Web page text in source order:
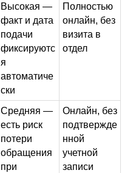
Высокая —
факт и дата
подачи
фиксируютс
я
автоматиче
ски
Полностью
онлайн, без
визита в
отдел
Средняя —
есть риск
потери
обращения
при
Онлайн, без
подтвержде
нной
учетной
записи